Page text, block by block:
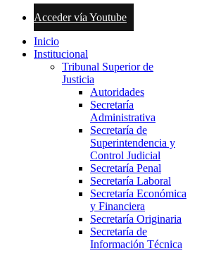
Acceder vía Youtube
Inicio
Institucional
Tribunal Superior de
Justicia
Autoridades
Secretaría
Administrativa
Secretaría de
Superintendencia y
Control Judicial
Secretaría Penal
Secretaría Laboral
Secretaría Económica
y Financiera
Secretaría Originaria
Secretaría de
Información Técnica